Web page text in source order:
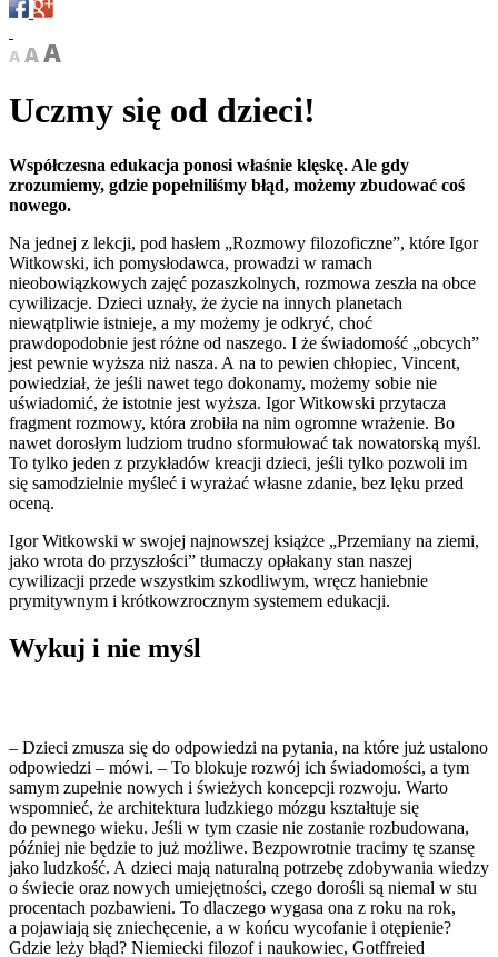
Uczmy się od dzieci!
Współczesna edukacja ponosi właśnie klęskę. Ale gdy
zrozumiemy, gdzie popełniliśmy błąd, możemy zbudować coś
nowego.
Na jednej z lekcji, pod hasłem „Rozmowy filozoficzne”, które Igor
Witkowski, ich pomysłodawca, prowadzi w ramach
nieobowiązkowych zajęć pozaszkolnych, rozmowa zeszła na obce
cywilizacje. Dzieci uznały, że życie na innych planetach
niewątpliwie istnieje, a my możemy je odkryć, choć
prawdopodobnie jest różne od naszego. I że świadomość „obcych”
jest pewnie wyższa niż nasza. A na to pewien chłopiec, Vincent,
powiedział, że jeśli nawet tego dokonamy, możemy sobie nie
uświadomić, że istotnie jest wyższa. Igor Witkowski przytacza
fragment rozmowy, która zrobiła na nim ogromne wrażenie. Bo
nawet dorosłym ludziom trudno sformułować tak nowatorską myśl.
To tylko jeden z przykładów kreacji dzieci, jeśli tylko pozwoli im
się samodzielnie myśleć i wyrażać własne zdanie, bez lęku przed
oceną.
Igor Witkowski w swojej najnowszej książce „Przemiany na ziemi,
jako wrota do przyszłości” tłumaczy opłakany stan naszej
cywilizacji przede wszystkim szkodliwym, wręcz haniebnie
prymitywnym i krótkowzrocznym systemem edukacji.
Wykuj i nie myśl
– Dzieci zmusza się do odpowiedzi na pytania, na które już ustalono
odpowiedzi – mówi. – To blokuje rozwój ich świadomości, a tym
samym zupełnie nowych i świeżych koncepcji rozwoju. Warto
wspomnieć, że architektura ludzkiego mózgu kształtuje się
do pewnego wieku. Jeśli w tym czasie nie zostanie rozbudowana,
później nie będzie to już możliwe. Bezpowrotnie tracimy tę szansę
jako ludzkość. A dzieci mają naturalną potrzebę zdobywania wiedzy
o świecie oraz nowych umiejętności, czego dorośli są niemal w stu
procentach pozbawieni. To dlaczego wygasa ona z roku na rok,
a pojawiają się zniechęcenie, a w końcu wycofanie i otępienie?
Gdzie leży błąd? Niemiecki filozof i naukowiec, Gotffreied